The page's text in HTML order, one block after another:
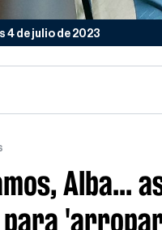
4 de julio de 2023
Alba...